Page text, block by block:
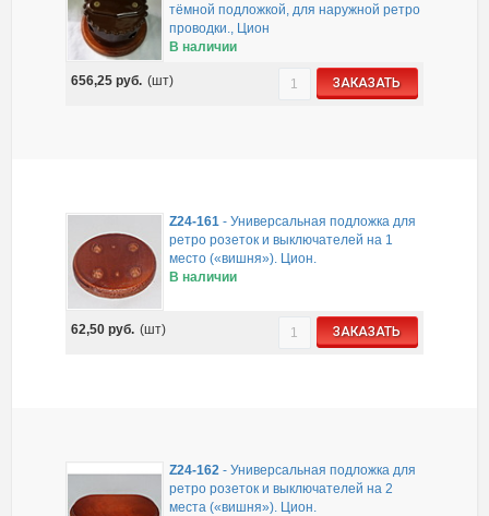
тёмной подложкой, для наружной ретро
проводки., Цион
В наличии
656,25руб. (шт) ЗАКАЗАТЬ
Z24-161 -Универсальная подложка для
ретро розеток и выключателей на 1
место («вишня»). Цион.
В наличии
62,50руб. (шт) ЗАКАЗАТЬ
Z24-162 -Универсальная подложка для
ретро розеток и выключателей на 2
места («вишня»). Цион.